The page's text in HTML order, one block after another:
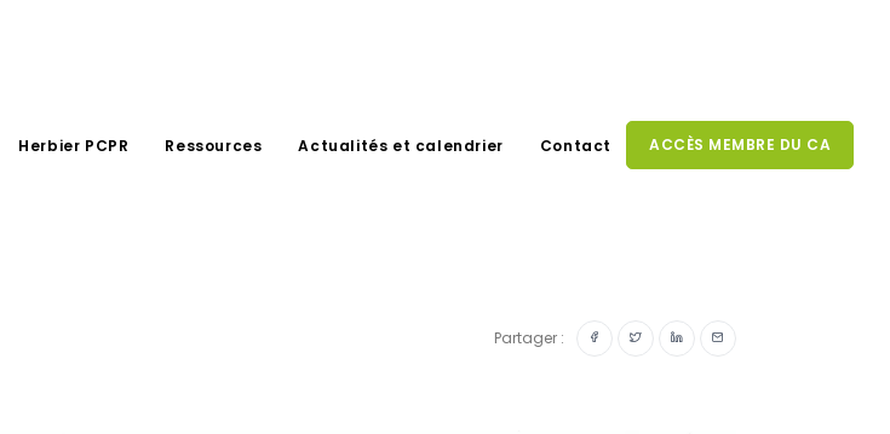
Herbier PCPR Ressources Actualités et calendrier Contact ACCÈS MEMBRE DU CA
Partager :